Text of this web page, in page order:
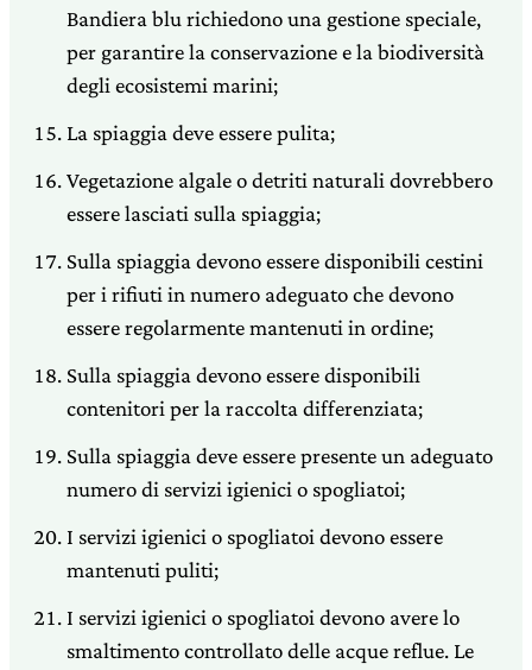
Bandiera blu richiedono una gestione speciale,
per garantire la conservazione e la biodiversità
degli ecosistemi marini;
La spiaggia deve essere pulita;
Vegetazione algale o detriti naturali dovrebbero
essere lasciati sulla spiaggia;
Sulla spiaggia devono essere disponibili cestini
per i rifiuti in numero adeguato che devono
essere regolarmente mantenuti in ordine;
Sulla spiaggia devono essere disponibili
contenitori per la raccolta differenziata;
Sulla spiaggia deve essere presente un adeguato
numero di servizi igienici o spogliatoi;
I servizi igienici o spogliatoi devono essere
mantenuti puliti;
I servizi igienici o spogliatoi devono avere lo
smaltimento controllato delle acque reflue. Le